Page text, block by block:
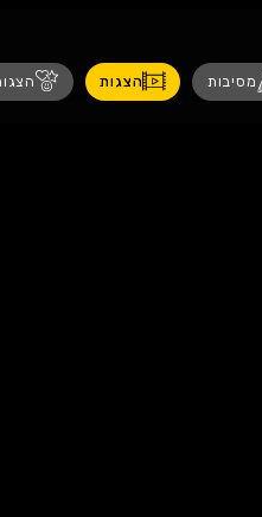
הצגות ילדים